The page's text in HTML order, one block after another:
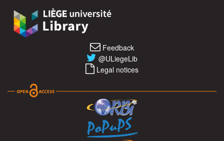
Feedback
@ULiegeLib
Legal notices